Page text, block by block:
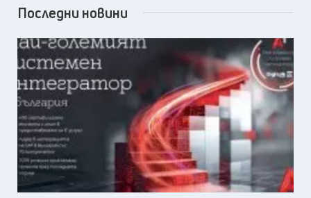
Последни новини